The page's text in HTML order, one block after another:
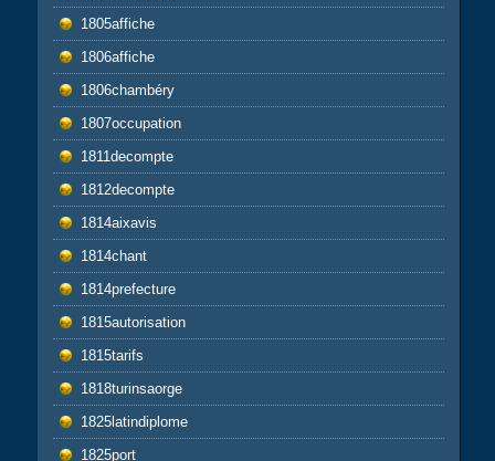
1805affiche
1806affiche
1806chambéry
1807occupation
1811decompte
1812decompte
1814aixavis
1814chant
1814prefecture
1815autorisation
1815tarifs
1818turinsaorge
1825latindiplome
1825port